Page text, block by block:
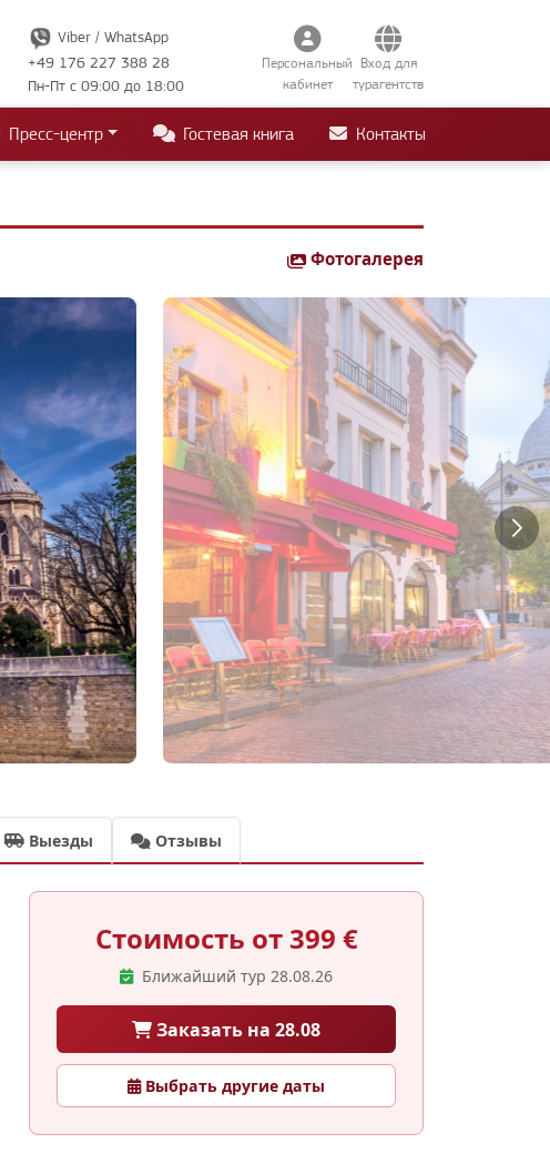
Viber / WhatsApp
+49 176 227 388 28
Пн-Пт с 09:00 до 18:00
Персональный
кабинет
Вход для
турагентств
Пресс-центр Гостевая книга Контакты
Фотогалерея
Выезды Отзывы
Стоимость от 399 €
Ближайший тур 28.08.26
Заказать на 28.08
Выбрать другие даты